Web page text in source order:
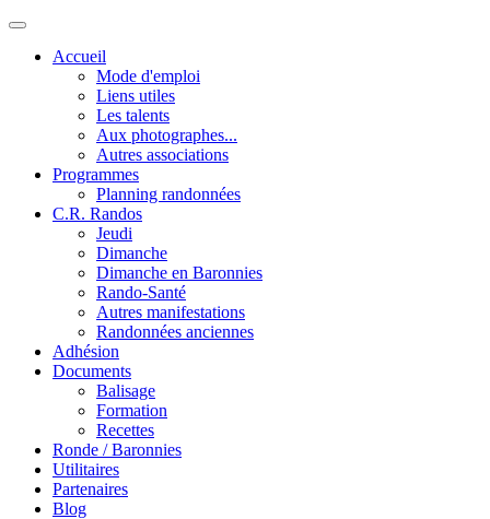
Accueil
Mode d'emploi
Liens utiles
Les talents
Aux photographes...
Autres associations
Programmes
Planning randonnées
C.R. Randos
Jeudi
Dimanche
Dimanche en Baronnies
Rando-Santé
Autres manifestations
Randonnées anciennes
Adhésion
Documents
Balisage
Formation
Recettes
Ronde / Baronnies
Utilitaires
Partenaires
Blog